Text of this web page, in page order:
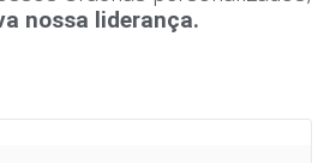
nossa liderança.